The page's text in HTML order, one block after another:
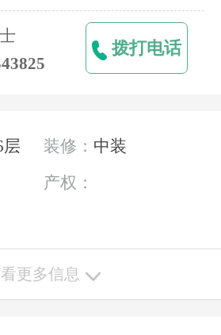
拨打电话
层 装修： 中装
产权：
更多信息